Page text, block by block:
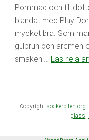
Pommac och till
blandat med Play
mycket bra. Som
gulbrun och aromen
smaken … Läs hela
Copyright sockerbiten.org
glass